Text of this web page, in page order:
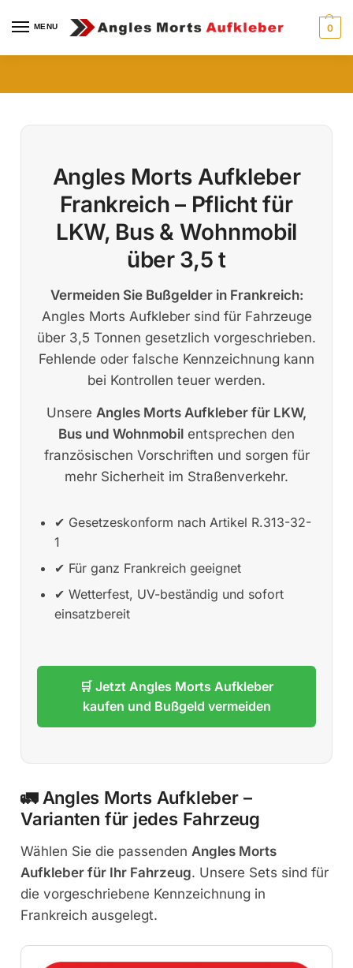
MENU 0
Angles Morts Aufkleber
Frankreich – Pflicht für
LKW, Bus & Wohnmobil
über 3,5 t
Vermeiden Sie Bußgelder in Frankreich:
Angles Morts Aufkleber sind für Fahrzeuge
über 3,5 Tonnen gesetzlich vorgeschrieben.
Fehlende oder falsche Kennzeichnung kann
bei Kontrollen teuer werden.
Unsere Angles Morts Aufkleber für LKW,
Bus und Wohnmobil entsprechen den
französischen Vorschriften und sorgen für
mehr Sicherheit im Straßenverkehr.
✔ Gesetzeskonform nach Artikel R.313-32-
1
✔ Für ganz Frankreich geeignet
✔ Wetterfest, UV-beständig und sofort
einsatzbereit
🛒 Jetzt Angles Morts Aufkleber
kaufen und Bußgeld vermeiden
🚛 Angles Morts Aufkleber –
Varianten für jedes Fahrzeug
Wählen Sie die passenden Angles Morts
Aufkleber für Ihr Fahrzeug. Unsere Sets sind für
die vorgeschriebene Kennzeichnung in
Frankreich ausgelegt.